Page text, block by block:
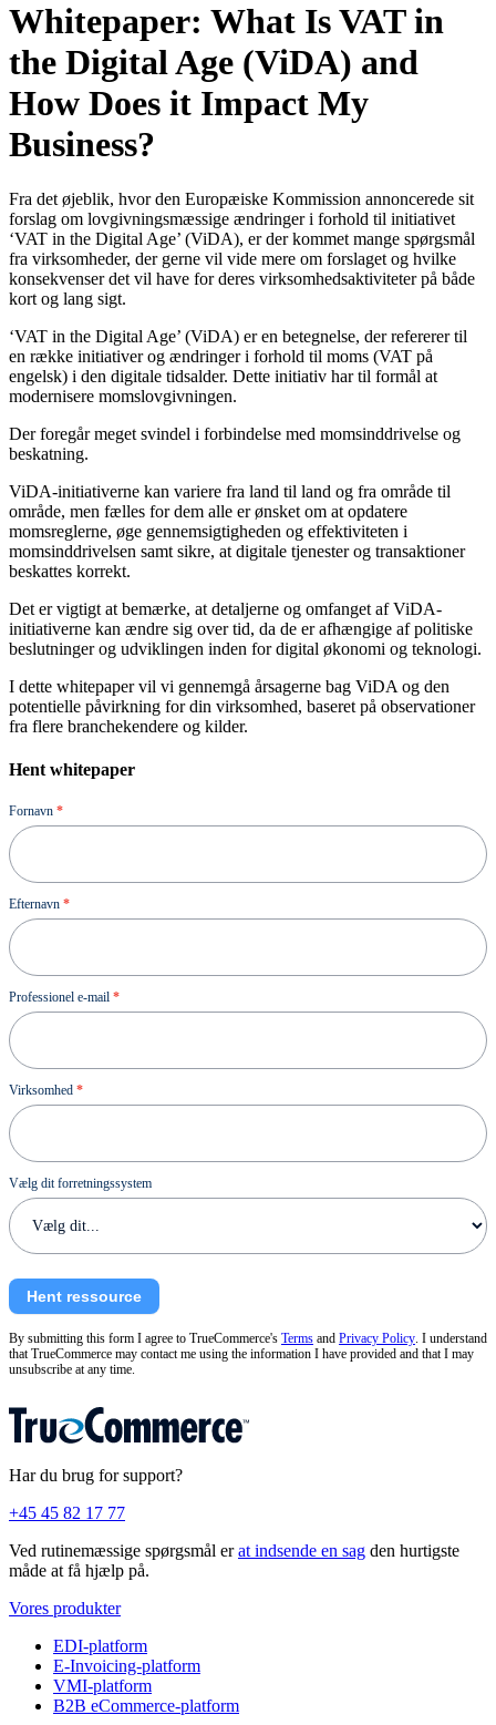
Whitepaper: What Is VAT in
the Digital Age (ViDA) and
How Does it Impact My
Business?
Fra det øjeblik, hvor den Europæiske Kommission annoncerede sit
forslag om lovgivningsmæssige ændringer i forhold til initiativet
‘VAT in the Digital Age’ (ViDA), er der kommet mange spørgsmål
fra virksomheder, der gerne vil vide mere om forslaget og hvilke
konsekvenser det vil have for deres virksomhedsaktiviteter på både
kort og lang sigt.
‘VAT in the Digital Age’ (ViDA) er en betegnelse, der refererer til
en række initiativer og ændringer i forhold til moms (VAT på
engelsk) i den digitale tidsalder. Dette initiativ har til formål at
modernisere momslovgivningen.
Der foregår meget svindel i forbindelse med momsinddrivelse og
beskatning.
ViDA-initiativerne kan variere fra land til land og fra område til
område, men fælles for dem alle er ønsket om at opdatere
momsreglerne, øge gennemsigtigheden og effektiviteten i
momsinddrivelsen samt sikre, at digitale tjenester og transaktioner
beskattes korrekt.
Det er vigtigt at bemærke, at detaljerne og omfanget af ViDA-
initiativerne kan ændre sig over tid, da de er afhængige af politiske
beslutninger og udviklingen inden for digital økonomi og teknologi.
I dette whitepaper vil vi gennemgå årsagerne bag ViDA og den
potentielle påvirkning for din virksomhed, baseret på observationer
fra flere branchekendere og kilder.
Hent whitepaper
Ressource
Fornavn *
Efternavn *
Professionel e-mail *
Virksomhed *
Vælg dit forretningssystem
Hent ressource
By submitting this form I agree to TrueCommerce's Terms and Privacy Policy. I understand
that TrueCommerce may contact me using the information I have provided and that I may
unsubscribe at any time.
Har du brug for support?
+45 45 82 17 77
Ved rutinemæssige spørgsmål erat indsende en sag den hurtigste
måde at få hjælp på.
Vores produkter
EDI-platform
E-Invoicing-platform
VMI-platform
B2B eCommerce-platform